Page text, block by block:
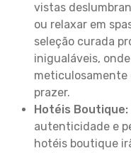
vistas
ou relaxar em
seleção curada
inigualáveis,
meticulosamente
prazer.
Hotéis Boutique:
autenticidade e
hotéis boutique